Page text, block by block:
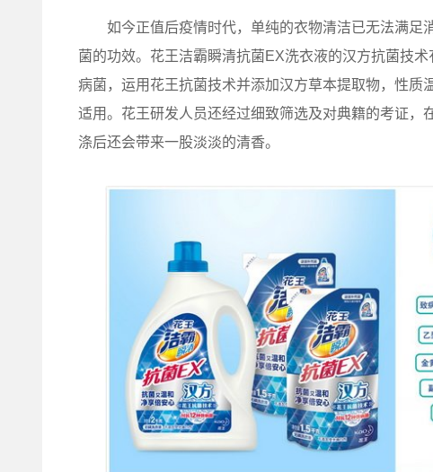
如今正值后疫情时代，单纯的衣物清洁已无法满足
菌的功效。花王洁霸瞬清抗菌EX洗衣液的汉方抗菌技
病菌，运用花王抗菌技术并添加汉方草本提取物，性
适用。花王研发人员还经过细致筛选及对典籍的考证
涤后还会带来一股淡淡的清香。